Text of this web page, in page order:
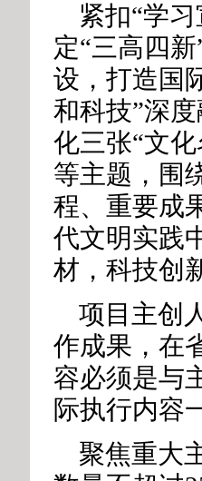
紧扣“学
定“三高四
设，打造国
和科技”深
化三张“文
等主题，围
程、重要成
代文明实践
材，科技创
项目主创
作成果，在
容必须是与
际执行内容
聚焦重大